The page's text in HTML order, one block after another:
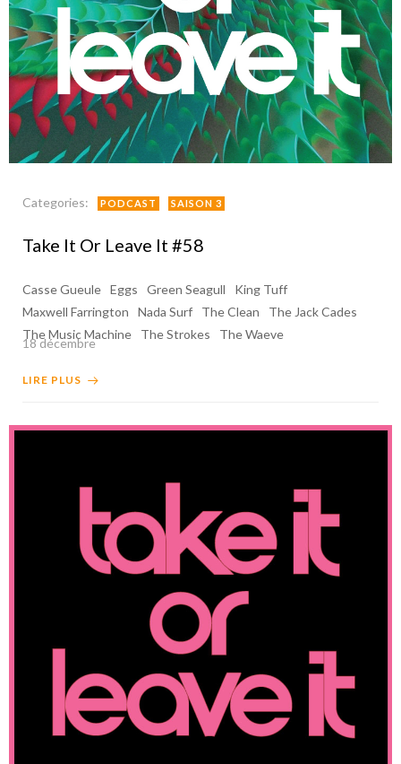
Categories: PODCAST SAISON 3
Take It Or Leave It #58
Casse Gueule Eggs Green Seagull
King Tuff
Maxwell Farrington
Nada Surf The Clean
The Jack Cades
The Music Machine
The Strokes The Waeve
18 décembre
LIRE PLUS